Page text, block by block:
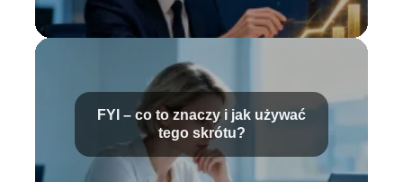
FYI – co to znaczy i jak używać
tego skrótu?